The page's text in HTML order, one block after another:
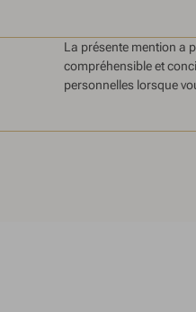
La présente mention a
compréhensible et
personnelles lorsque